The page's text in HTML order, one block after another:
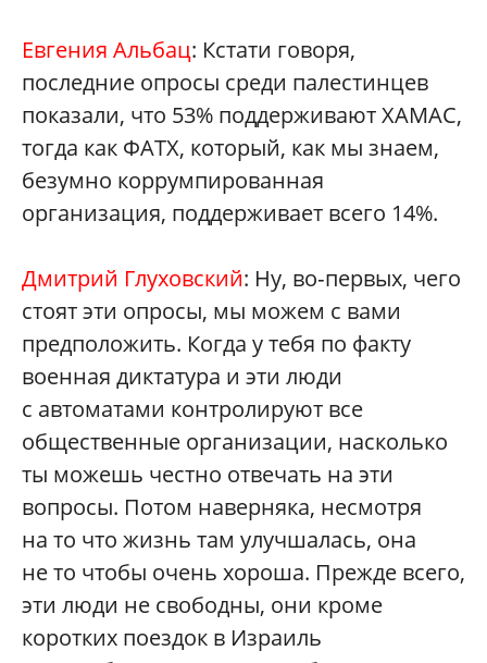
Евгения Альбац: Кстати говоря,
последние опросы среди палестинцев
показали, что 53% поддерживают ХАМАС,
тогда как ФАТХ, который, как мы знаем,
безумно коррумпированная
организация, поддерживает всего 14%.
Дмитрий Глуховский: Ну, во‑первых, чего
стоят эти опросы, мы можем с вами
предположить. Когда у тебя по факту
военная диктатура и эти люди
с автоматами контролируют все
общественные организации, насколько
ты можешь честно отвечать на эти
вопросы. Потом наверняка, несмотря
на то что жизнь там улучшалась, она
не то чтобы очень хороша. Прежде всего,
эти люди не свободны, они кроме
коротких поездок в Израиль